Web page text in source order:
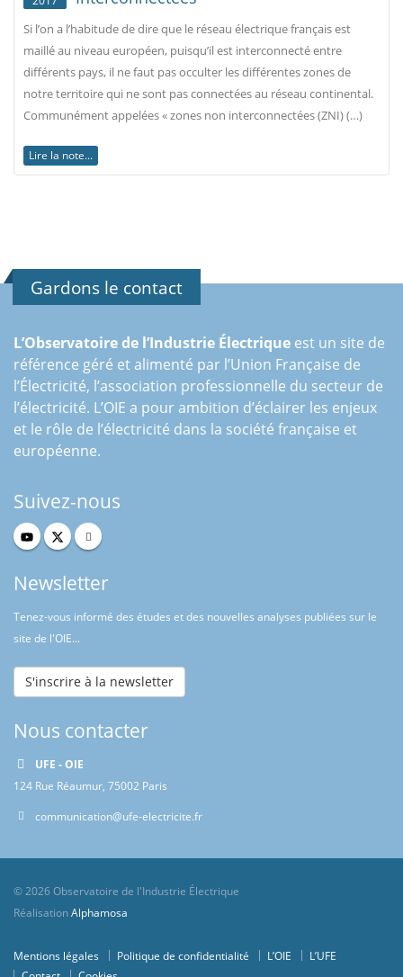
Si l’on a l’habitude de dire que le réseau électrique français est
maillé au niveau européen, puisqu’il est interconnecté entre
différents pays, il ne faut pas occulter les différentes zones de
notre territoire qui ne sont pas connectées au réseau continental.
Communément appelées « zones non interconnectées (ZNI) (…)
Lire la note...
Gardons le contact
L’Observatoire de l’Industrie Électrique est un site de
référence géré et alimenté par l’Union Française de
l’Électricité, l’association professionnelle du secteur de
l’électricité. L’OIE a pour ambition d’éclairer les enjeux
et le rôle de l’électricité dans la société française et
européenne.
Suivez-nous
Newsletter
Tenez-vous informé des études et des nouvelles analyses publiées sur le
site de l'OIE...
S'inscrire à la newsletter
Nous contacter
UFE - OIE
124 Rue Réaumur, 75002 Paris
communication@ufe-electricite.fr
© 2026 Observatoire de l'Industrie Électrique
RéalisationAlphamosa
Mentions légales Politique de confidentialité L’OIE
L’UFE